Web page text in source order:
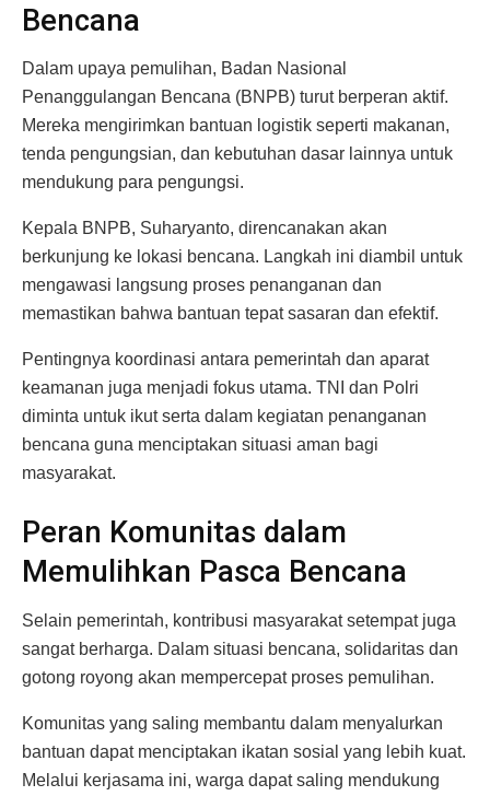
Bencana
Dalam upaya pemulihan, Badan Nasional
Penanggulangan Bencana (BNPB) turut berperan aktif.
Mereka mengirimkan bantuan logistik seperti makanan,
tenda pengungsian, dan kebutuhan dasar lainnya untuk
mendukung para pengungsi.
Kepala BNPB, Suharyanto, direncanakan akan
berkunjung ke lokasi bencana. Langkah ini diambil untuk
mengawasi langsung proses penanganan dan
memastikan bahwa bantuan tepat sasaran dan efektif.
Pentingnya koordinasi antara pemerintah dan aparat
keamanan juga menjadi fokus utama. TNI dan Polri
diminta untuk ikut serta dalam kegiatan penanganan
bencana guna menciptakan situasi aman bagi
masyarakat.
Peran Komunitas dalam
Memulihkan Pasca Bencana
Selain pemerintah, kontribusi masyarakat setempat juga
sangat berharga. Dalam situasi bencana, solidaritas dan
gotong royong akan mempercepat proses pemulihan.
Komunitas yang saling membantu dalam menyalurkan
bantuan dapat menciptakan ikatan sosial yang lebih kuat.
Melalui kerjasama ini, warga dapat saling mendukung